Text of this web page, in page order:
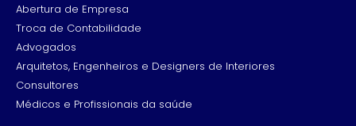
Abertura de Empresa
Troca de Contabilidade
Advogados
Arquitetos, Engenheiros e Designers de Interiores
Consultores
Médicos e Profissionais da saúde